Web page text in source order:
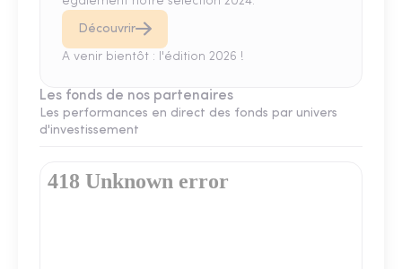
Découvrir
A venir bientôt : l'édition 2026 !
Les fonds de nos partenaires
Les performances en direct des fonds par univers
d'investissement